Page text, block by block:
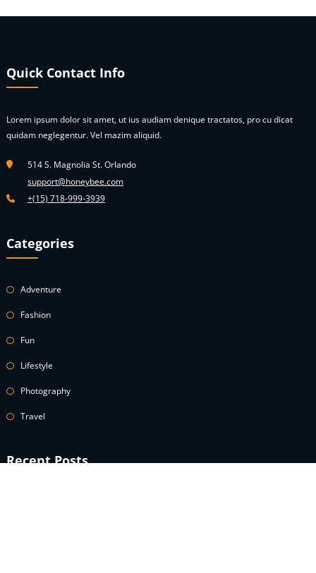
Quick Contact Info
Lorem ipsum dolor sit amet, ut ius audiam denique tractatos, pro cu dicat
quidam neglegentur. Vel mazim aliquid.
514 S. Magnolia St. Orlando
support@honeybee.com
+(15) 718-999-3939
Categories
Adventure
Fashion
Fun
Lifestyle
Photography
Travel
Recent Posts